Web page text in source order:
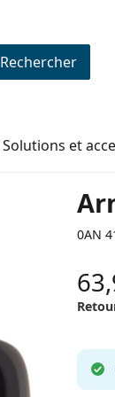
Rechercher
Solutions et
0AN